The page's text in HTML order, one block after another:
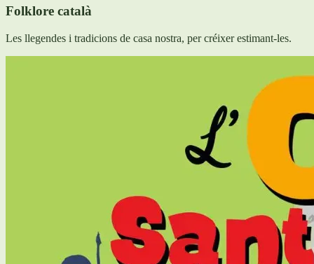
Folklore català
Les llegendes i tradicions de casa nostra, per créixer estimant-les.